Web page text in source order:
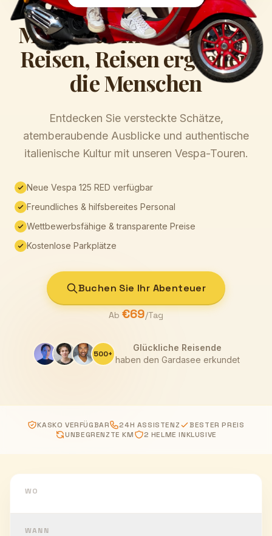
Menschen machen keine
Reisen, Reisen ergreifen
die Menschen
Entdecken Sie versteckte Schätze,
atemberaubende Ausblicke und authentische
italienische Kultur mit unseren Vespa-Touren.
Neue Vespa 125 RED verfügbar
Freundliches & hilfsbereites Personal
Wettbewerbsfähige & transparente Preise
Kostenlose Parkplätze
Buchen Sie Ihr Abenteuer
Ab €69/Tag
500+
Glückliche Reisende
haben den Gardasee erkundet
KASKO VERFÜGBAR 24H ASSISTENZ
BESTER PREIS
UNBEGRENZTE KM
2 HELME INKLUSIVE
WO
WANN